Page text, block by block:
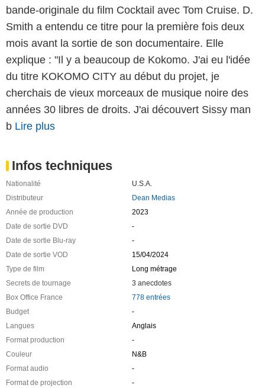
bande-originale du film Cocktail avec Tom Cruise. D.
Smith a entendu ce titre pour la première fois deux
mois avant la sortie de son documentaire. Elle
explique : "Il y a beaucoup de Kokomo. J'ai eu l'idée
du titre KOKOMO CITY au début du projet, je
cherchais de vieux morceaux de musique noire des
années 30 libres de droits. J'ai découvert Sissy man
b Lire plus
Infos techniques
Nationalité
U.S.A.
Distributeur
Dean Medias
Année de production
2023
Date de sortie DVD
-
Date de sortie Blu-ray
-
Date de sortie VOD
15/04/2024
Type de film
Long métrage
Secrets de tournage
3 anecdotes
Box Office France
778 entrées
Budget
-
Langues
Anglais
Format production
-
Couleur
N&B
Format audio
-
Format de projection
-